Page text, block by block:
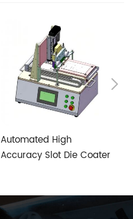
Automated High
Accuracy Slot Die Coater